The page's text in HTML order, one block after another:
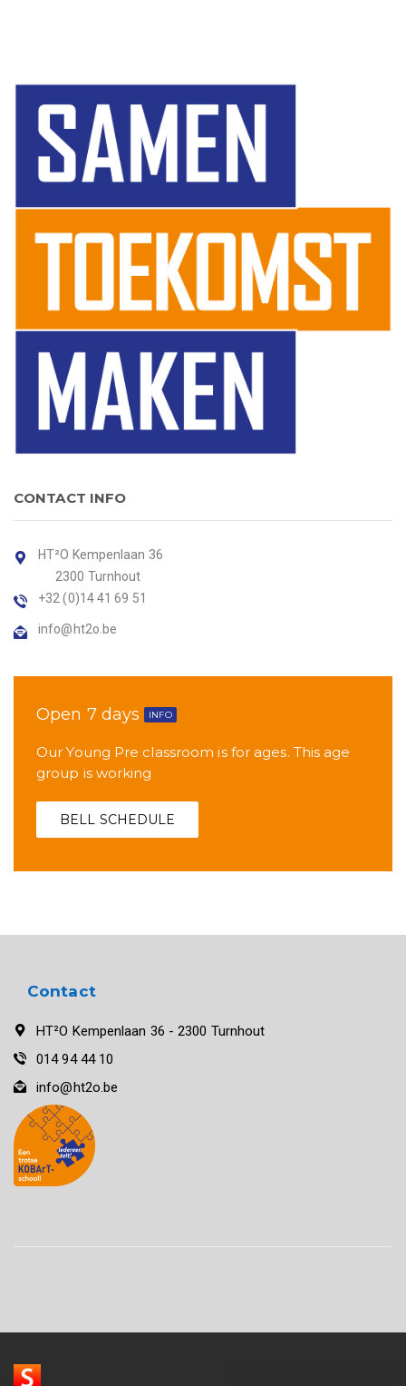
CONTACT INFO
HT²O Kempenlaan 36
2300 Turnhout
+32 (0)14 41 69 51
info@ht2o.be
Open 7 days INFO
Our Young Pre classroom is for ages. This age
group is working
BELL SCHEDULE
Contact
HT²O Kempenlaan 36 - 2300 Turnhout
014 94 44 10
info@ht2o.be